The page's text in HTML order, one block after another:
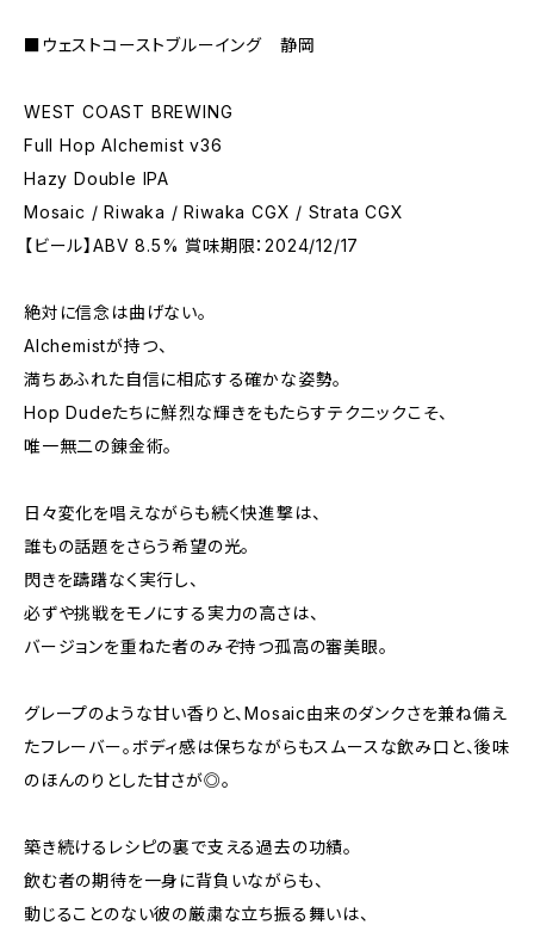
■ウェストコーストブルーイング 静岡
WEST COAST BREWING
Full Hop Alchemist v36
Hazy Double IPA
Mosaic / Riwaka / Riwaka CGX / Strata CGX
【ビール】ABV 8.5% 賞味期限：2024/12/17
絶対に信念は曲げない。
Alchemistが持つ、
満ちあふれた自信に相応する確かな姿勢。
Hop Dudeたちに鮮烈な輝きをもたらすテクニックこそ、
唯一無二の錬金術。
日々変化を唱えながらも続く快進撃は、
誰もの話題をさらう希望の光。
閃きを躊躇なく実行し、
必ずや挑戦をモノにする実力の高さは、
バージョンを重ねた者のみぞ持つ孤高の審美眼。
グレープのような甘い香りと、Mosaic由来のダンクさを兼ね備え
たフレーバー。ボディ感は保ちながらもスムースな飲み口と、後味
のほんのりとした甘さが◎。
築き続けるレシピの裏で支える過去の功績。
飲む者の期待を一身に背負いながらも、
動じることのない彼の厳粛な立ち振る舞いは、